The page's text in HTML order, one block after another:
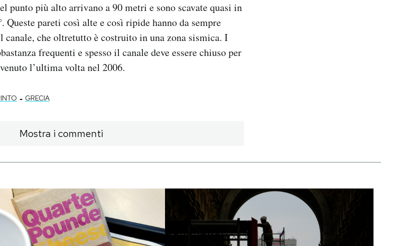
punto più alto arrivano a 90 metri e sono scavate quasi in
Queste pareti così alte e così ripide hanno da sempre
che oltretutto è costruito in una zona sismica. I
frequenti e spesso il canale deve essere chiuso per
l’ultima volta nel 2006.
- GRECIA
Mostra i commenti